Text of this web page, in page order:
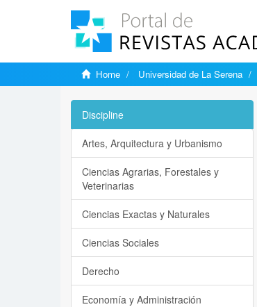
Home Universidad de La Serena
Discipline
Artes, Arquitectura y Urbanismo
Ciencias Agrarias, Forestales y
Veterinarias
Ciencias Exactas y Naturales
Ciencias Sociales
Derecho
Economía y Administración